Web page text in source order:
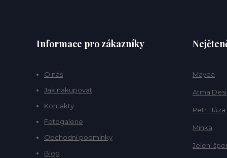
Informace pro zákazníky
O nás
Jak nakupovat
Kontakty
Fotogalerie
Obchodní podmínky
Blog
Mayda
Atma
Petr Hůza
Minka
Jelení